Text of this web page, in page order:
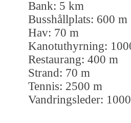
Bank: 5 km
Busshållplats: 600 m
Hav: 70 m
Kanotuthyrning:
Restaurang: 400 m
Strand: 70 m
Tennis: 2500 m
Vandringsleder: